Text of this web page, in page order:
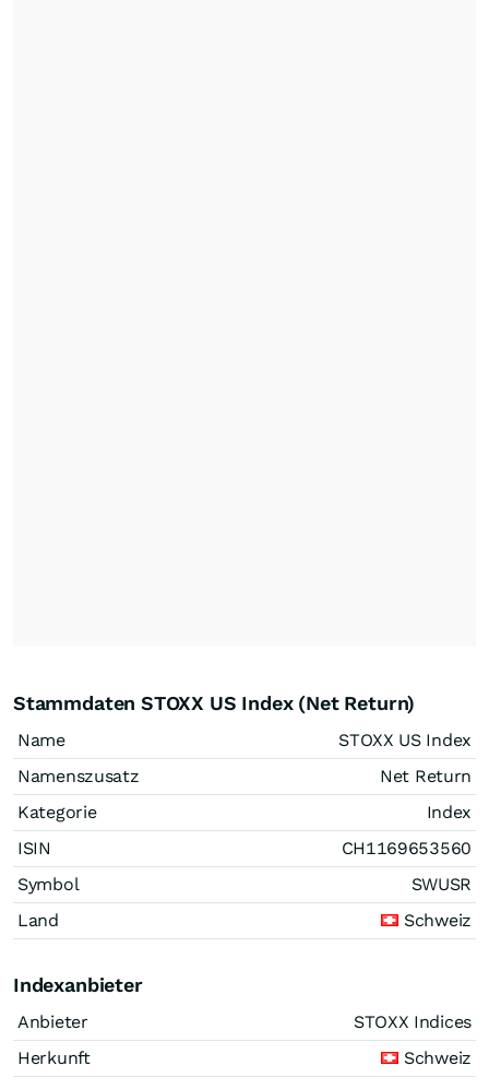
Stammdaten STOXX US Index (Net Return)
Name
STOXX US Index
Namenszusatz
Net Return
Kategorie
Index
ISIN
CH1169653560
Symbol
SWUSR
Land
Schweiz
Indexanbieter
Anbieter
STOXX Indices
Herkunft
Schweiz